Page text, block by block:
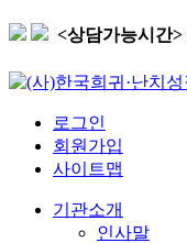
<상담가능시간>
로그인
회원가입
사이트맵
기관소개
인사말